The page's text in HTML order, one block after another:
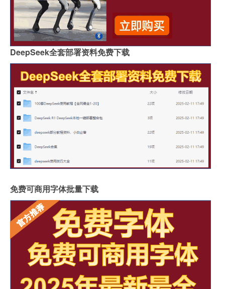
DeepSeek全套部署资料免费下载
免费可商用字体批量下载